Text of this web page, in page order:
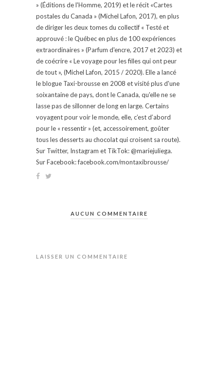
» (Éditions de l'Homme, 2019) et le récit «Cartes
postales du Canada » (Michel Lafon, 2017), en plus
de diriger les deux tomes du collectif « Testé et
approuvé : le Québec en plus de 100 expériences
extraordinaires » (Parfum d'encre, 2017 et 2023) et
de coécrire « Le voyage pour les filles qui ont peur
de tout », (Michel Lafon, 2015 / 2020). Elle a lancé
le blogue Taxi-brousse en 2008 et visité plus d'une
soixantaine de pays, dont le Canada, qu'elle ne se
lasse pas de sillonner de long en large. Certains
voyagent pour voir le monde, elle, c’est d’abord
pour le « ressentir » (et, accessoirement, goûter
tous les desserts au chocolat qui croisent sa route).
Sur Twitter, Instagram et TikTok: @mariejuliega.
Sur Facebook: facebook.com/montaxibrousse/
AUCUN COMMENTAIRE
LAISSER UN COMMENTAIRE